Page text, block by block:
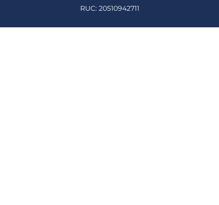
RUC: 20510942711